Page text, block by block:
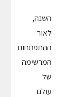
השנה,
לאור
ההתפתחות
המרשימה
של
עולם